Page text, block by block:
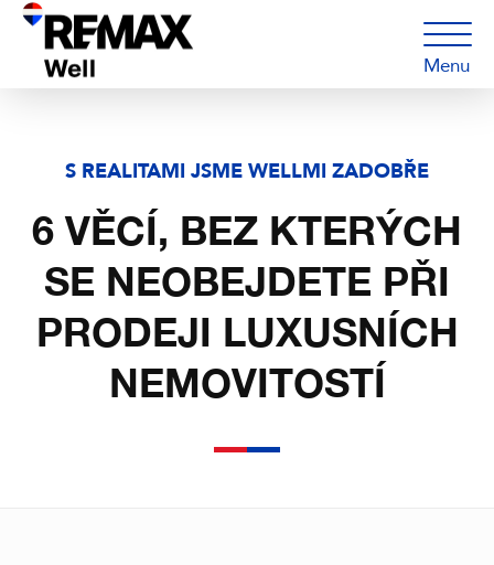
Menu
S REALITAMI JSME WELLMI ZADOBŘE
6 VĚCÍ, BEZ KTERÝCH
SE NEOBEJDETE PŘI
PRODEJI LUXUSNÍCH
NEMOVITOSTÍ